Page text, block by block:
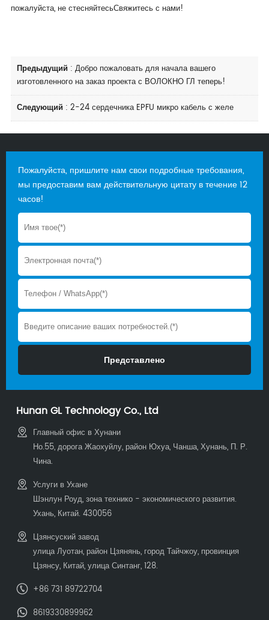
пожалуйста, не стесняйтесьСвяжитесь с нами!
Предыдущий : Добро пожаловать для начала вашего
изготовленного на заказ проекта с ВОЛОКНО ГЛ теперь!
Следующий : 2-24 сердечника EPFU микро кабель с желе
Пожалуйста, пришлите нам свои подробные требования,
мы предоставим вам действительную цитату в течение 12
часов!
Hunan GL Technology Co., Ltd
Главный офис в Хунани
Но.55, дорога Жаохуйлу, район Юхуа, Чанша, Хунань, П. Р.
Чина.
Услуги в Ухане
Шэнлун Роуд, зона технико - экономического развития.
Ухань, Китай. 430056
Цзянсуский завод
улица Луотан, район Цзянянь, город Тайчжоу, провинция
Цзянсу, Китай, улица Синтанг, 128.
+86 731 89722704
8619330899962